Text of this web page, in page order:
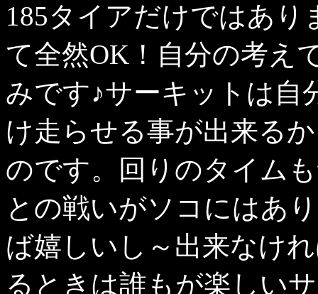
185タイアだけではあり
て全然OK！自分の考え
みです♪サーキットは自
け走らせる事が出来る
のです。回りのタイム
との戦いがソコにはあ
ば嬉しいし～出来なけ
るときは誰もが楽しい